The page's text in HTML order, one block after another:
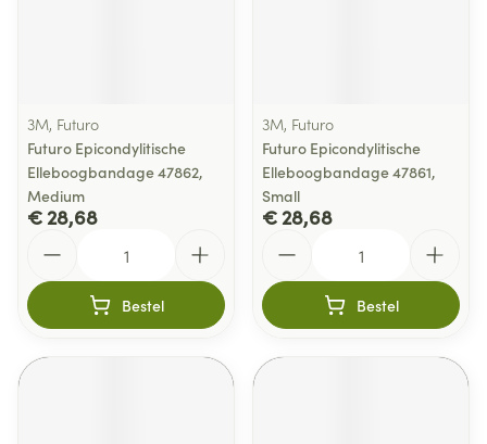
3M, Futuro
Futuro Epicondylitische
Elleboogbandage 47862,
Medium
€ 28,68
Bestel
3M, Futuro
Futuro Epicondylitische
Elleboogbandage 47861,
Small
€ 28,68
Bestel